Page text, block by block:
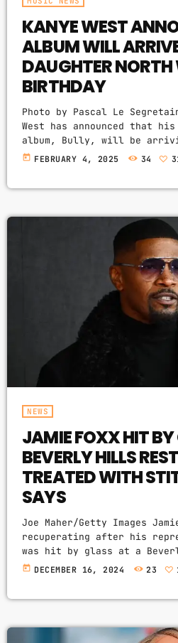
KANYE WEST
ALBUM WILL
DAUGHTER NORTH
BIRTHDAY
Photo by Pascal Le
West has announced that his
album, Bully, will be
In a post-Grammys
album,” he said. The
days after Ye revealed
love for music, ultimately
today FEBRUARY 4, 2025 34
NEWS
JAMIE FOXX HIT BY
BEVERLY HILLS
TREATED WITH
SAYS
Joe Maher/Getty Images
recuperating after his
was hit by glass at a
where a fight with other
birthday dinner when
today DECEMBER 16, 2024 23